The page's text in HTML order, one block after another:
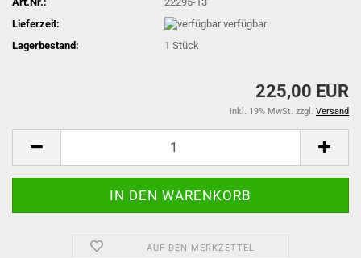
Lieferzeit:
verfügbar
Lagerbestand:
1Stück
225,00 EUR
inkl. 19% MwSt. zzgl. Versand
AUF DEN MERKZETTEL